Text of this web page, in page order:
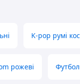
K-pop румі
рожеві